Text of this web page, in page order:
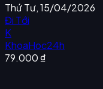
Thứ Tư, 15/04/2026
Đi Tới
K
KhoaHoc24h
79.000 ₫